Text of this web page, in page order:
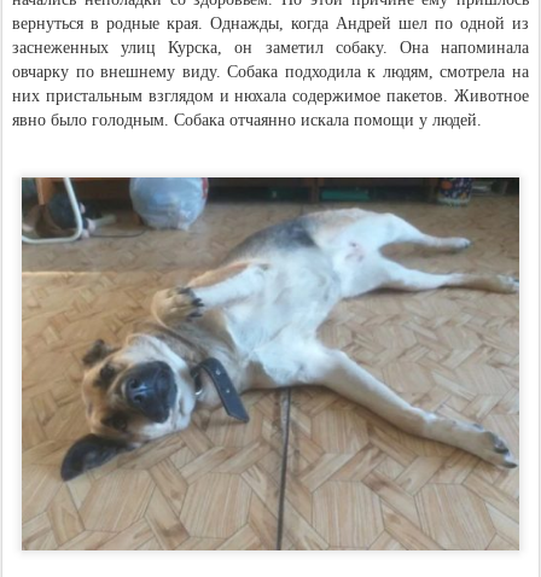
вернуться в родные края. Однажды, когда Андрей шел по одной из
заснеженных улиц Курска, он заметил собаку. Она напоминала
овчарку по внешнему виду. Собака подходила к людям, смотрела на
них пристальным взглядом и нюхала содержимое пакетов. Животное
явно было голодным. Собака отчаянно искала помощи у людей.